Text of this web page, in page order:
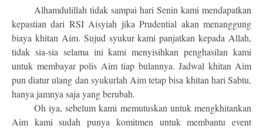
Alhamdulillah tidak sampai hari Senin kami mendapatkan
kepastian dari RSI Aisyiah jika Prudential akan menanggung
biaya khitan Aim. Sujud syukur kami panjatkan kepada Allah,
tidak sia-sia selama ini kami menyisihkan penghasilan kami
untuk membayar polis Aim tiap bulannya. Jadwal khitan Aim
pun diatur ulang dan syukurlah Aim tetap bisa khitan hari Sabtu,
hanya jamnya saja yang berubah.
Oh iya, sebelum kami memutuskan untuk mengkhitankan
Aim kami sudah punya komitmen untuk membantu event